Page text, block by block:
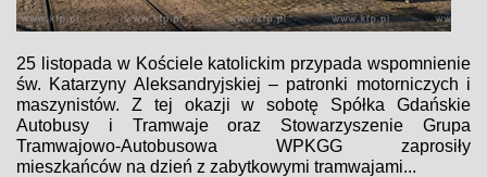
25 listopada w Kościele katolickim przypada wspomnienie
św. Katarzyny Aleksandryjskiej – patronki motorniczych i
maszynistów. Z tej okazji w sobotę Spółka Gdańskie
Autobusy i Tramwaje oraz Stowarzyszenie Grupa
Tramwajowo-Autobusowa WPKGG zaprosiły
mieszkańców na dzień z zabytkowymi tramwajami...